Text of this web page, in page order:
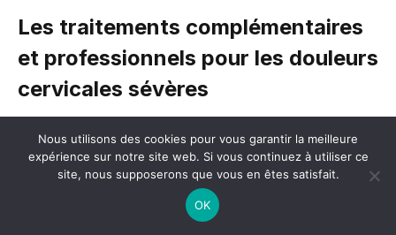
Les traitements complémentaires
et professionnels pour les douleurs
cervicales sévères
Lorsque les douleurs au cou deviennent persistantes
et limitantes, il est recommandé de consulter un
spécialiste. La névralgie cervico-brachiale, par
exemple, peut nécessiter une prise en charge
médicamenteuse, kinésithérapeutique ou parfois
Nous utilisons des cookies pour vous garantir la meilleure
expérience sur notre site web. Si vous continuez à utiliser ce
site, nous supposerons que vous en êtes satisfait.
OK